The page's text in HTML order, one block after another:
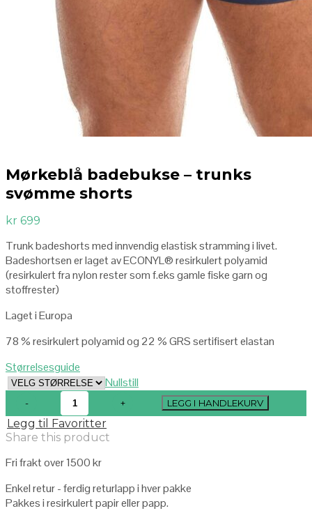
Mørkeblå badebukse – trunks
svømme shorts
kr 699
Trunk badeshorts med innvendig elastisk stramming i livet.
Badeshortsen er laget av ECONYL® resirkulert polyamid
(resirkulert fra nylon rester som f.eks gamle fiske garn og
stoffrester)
Laget i Europa
78 % resirkulert polyamid og 22 % GRS sertifisert elastan
Størrelsesguide
Nullstill
LEGG I HANDLEKURV
Legg til Favoritter
Share this product
Fri frakt over 1500 kr
Enkel retur - ferdig returlapp i hver pakke
Pakkes i resirkulert papir eller papp.